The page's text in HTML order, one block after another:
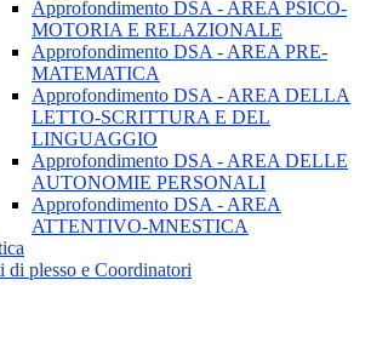
Approfondimento DSA - AREA PSICO-
MOTORIA E RELAZIONALE
Approfondimento DSA - AREA PRE-
MATEMATICA
Approfondimento DSA - AREA DELLA
LETTO-SCRITTURA E DEL
LINGUAGGIO
Approfondimento DSA - AREA DELLE
AUTONOMIE PERSONALI
Approfondimento DSA - AREA
ATTENTIVO-MNESTICA
di plesso e Coordinatori